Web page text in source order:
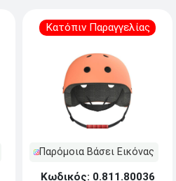
Κατόπιν Παραγγελίας
Παρόμοια Βάσει Εικόνας
Κωδικός: 0.811.80036